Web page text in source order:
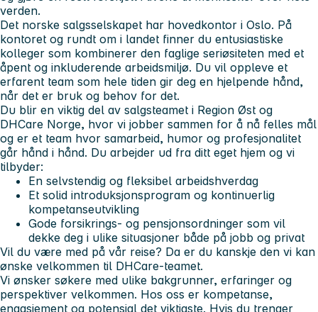
verden.
Det norske salgsselskapet har hovedkontor i Oslo. På
kontoret og rundt om i landet finner du entusiastiske
kolleger som kombinerer den faglige seriøsiteten med et
åpent og inkluderende arbeidsmiljø. Du vil oppleve et
erfarent team som hele tiden gir deg en hjelpende hånd,
når det er bruk og behov for det.
Du blir en viktig del av salgsteamet i Region Øst og
DHCare Norge, hvor vi jobber sammen for å nå felles mål
og er et team hvor samarbeid, humor og profesjonalitet
går hånd i hånd. Du arbejder ud fra ditt eget hjem og vi
tilbyder:
En selvstendig og fleksibel arbeidshverdag
Et solid introduksjonsprogram og kontinuerlig
kompetanseutvikling
Gode forsikrings- og pensjonsordninger som vil
dekke deg i ulike situasjoner både på jobb og privat
Vil du være med på vår reise? Da er du kanskje den vi kan
ønske velkommen til DHCare-teamet.
Vi ønsker søkere med ulike bakgrunner, erfaringer og
perspektiver velkommen. Hos oss er kompetanse,
engasjement og potensial det viktigste. Hvis du trenger